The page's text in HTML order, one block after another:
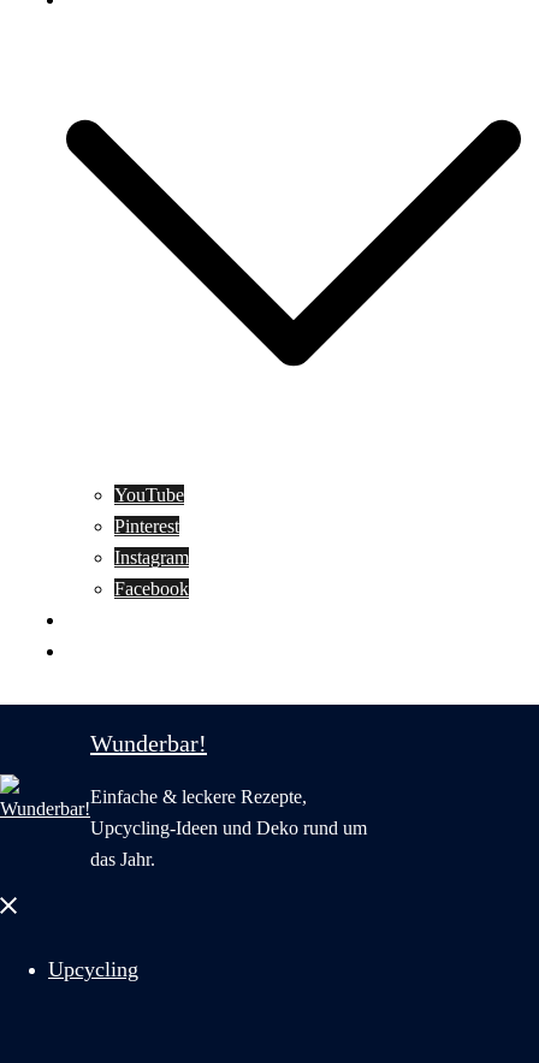
YouTube
Pinterest
Instagram
Facebook
Wunderbar!
Einfache & leckere Rezepte,
Upcycling-Ideen und Deko rund um
das Jahr.
Menü
Upcycling